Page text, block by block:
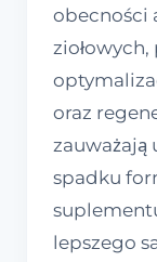
obecności
oraz
zauważają
spadku
lepszego